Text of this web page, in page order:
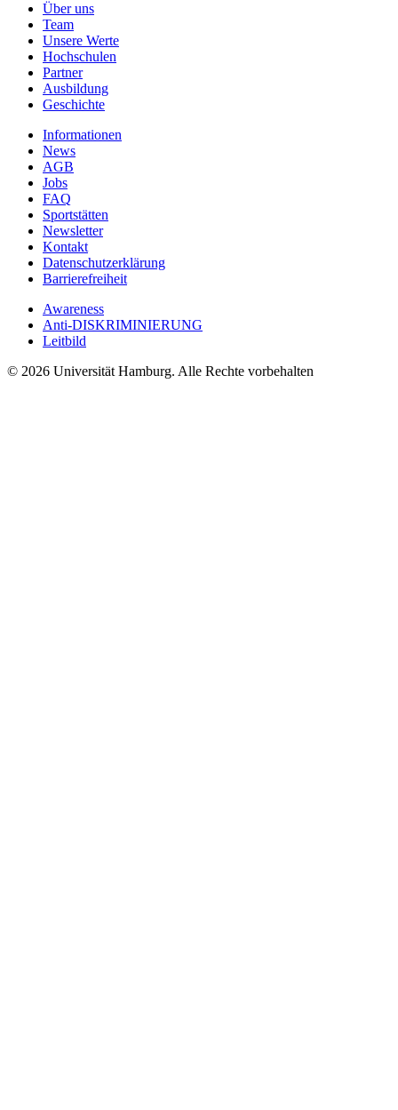
Über uns
Team
Unsere Werte
Hochschulen
Partner
Ausbildung
Geschichte
Informationen
News
AGB
Jobs
FAQ
Sportstätten
Newsletter
Kontakt
Datenschutzerklärung
Barrierefreiheit
Awareness
Anti-DISKRIMINIERUNG
Leitbild
© 2026 Universität Hamburg. Alle Rechte vorbehalten